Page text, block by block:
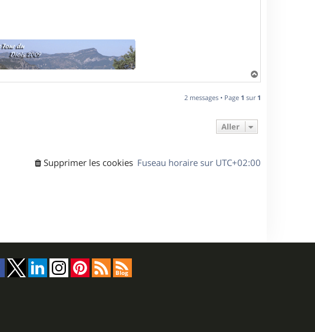
a
t
2 messages • Page 1 sur 1
Aller
Fuseau horaire sur UTC+02:00
Supprimer les cookies